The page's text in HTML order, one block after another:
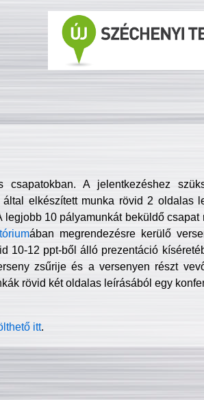
A jelentkezéshez
elkészített munka rövid 2 oldalas
10 pályamunkát beküldő csapat
ában megrendezésre kerülő
10-12 ppt-ből álló prezentáció
zsűrije és a versenyen részt
rövid két oldalas leírásából egy
itt.